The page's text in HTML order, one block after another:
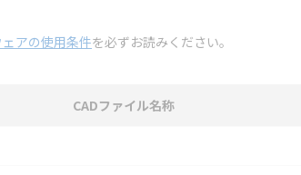
アの使用条件を必ずお読みください。
CADファイル名称